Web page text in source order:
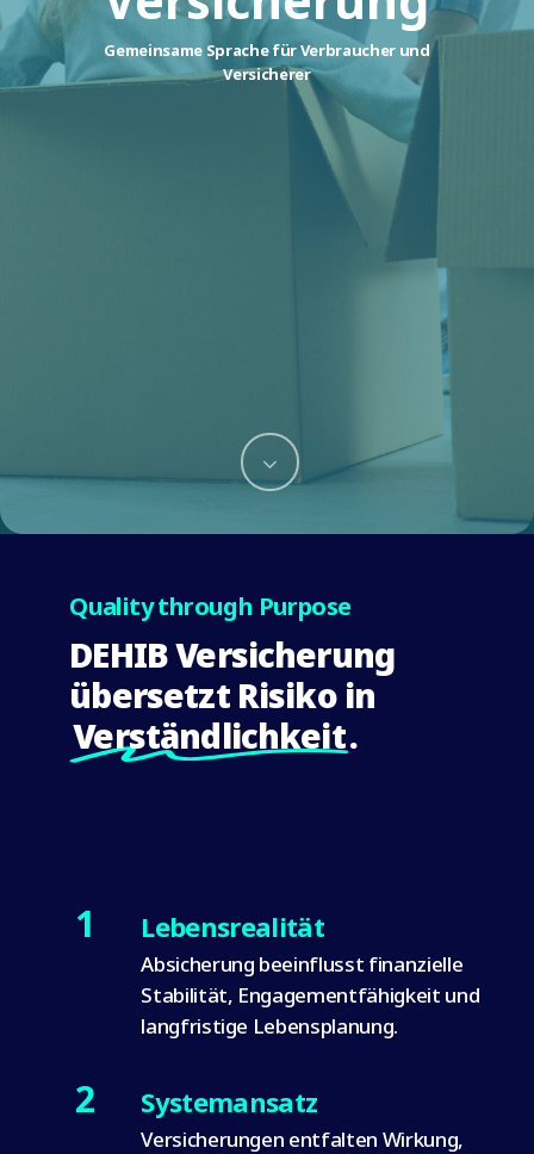
Gemeinsame Sprache für Verbraucher und
Versicherer
Quality through Purpose
DEHIB Versicherung
übersetzt Risiko in
Verständlichkeit.
1 Lebensrealität
Absicherung beeinflusst finanzielle
Stabilität, Engagementfähigkeit und
langfristige Lebensplanung.
2 Systemansatz
Versicherungen entfalten Wirkung,